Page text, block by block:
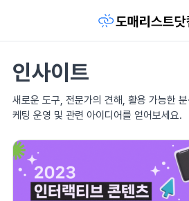
인사이트
새로운 도구, 전문가의 견해, 활용 가능한
케팅 운영 및 관련 아이디어를 얻어보세요.